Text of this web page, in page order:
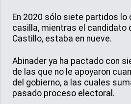
En 2020 sólo siete partidos lo
casilla, mientras el candidato
Castillo, estaba en nueve.
Abinader ya ha pactado con
de las que no le apoyaron
del gobierno, a las cuales
pasado proceso electoral.